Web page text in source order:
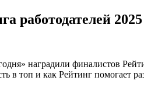
работодателей 2025
наградили финалистов
в топ и как Рейтинг помогает